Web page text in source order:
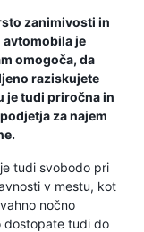
zanimivosti in
avtomobila je
omogoča, da
raziskujete
je tudi priročna in
za najem
tudi svobodo pri
v mestu, kot
nočno
dostopate tudi do